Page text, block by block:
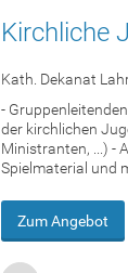
Kirchliche
Kath. Dekanat
-
der kirchlichen
Ministranten, ...) -
Spielmaterial und
Zum Angebot